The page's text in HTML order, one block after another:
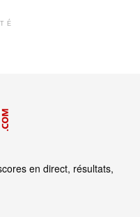
en direct, résultats,